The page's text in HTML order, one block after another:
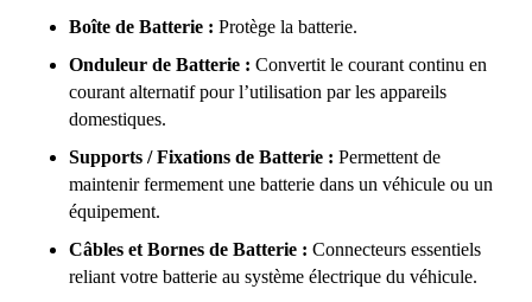
Boîte de Batterie : Protège la batterie.
Onduleur de Batterie : Convertit le courant continu en
courant alternatif pour l’utilisation par les appareils
domestiques.
Supports / Fixations de Batterie : Permettent de
maintenir fermement une batterie dans un véhicule ou un
équipement.
Câbles et Bornes de Batterie : Connecteurs essentiels
reliant votre batterie au système électrique du véhicule.